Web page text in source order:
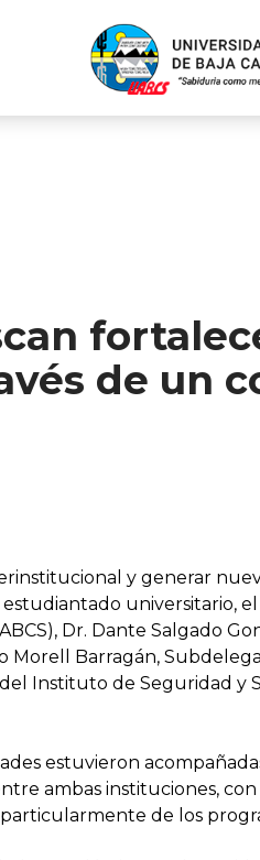
de un
y generar
universitario,
Dr. Dante Salgado
Morell Barragán,
Instituto de Seguridad y
estuvieron
ambas instituciones,
de los